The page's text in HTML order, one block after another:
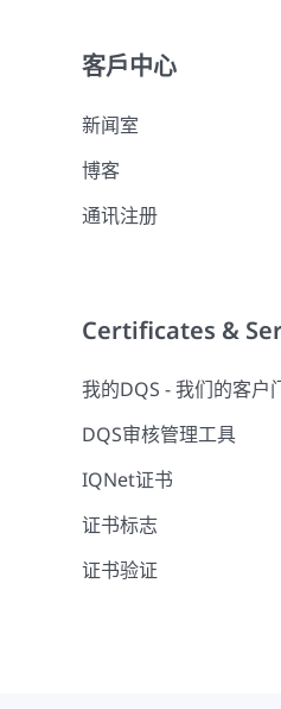
客戶中心
新闻室
博客
通讯注册
Certificates &
我的DQS - 我们的客户
DQS审核管理工具
IQNet证书
证书标志
证书验证